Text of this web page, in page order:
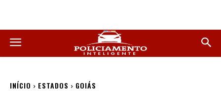
INÍCIO ESTADOS GOIÁS